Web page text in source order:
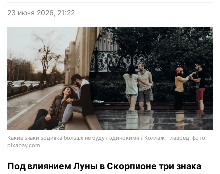
23 июня 2026, 21:22
Какие знаки зодиака больше не будут одинокими / Коллаж: Главред, фото:
pixabay.com
Под влиянием Луны в Скорпионе три знака